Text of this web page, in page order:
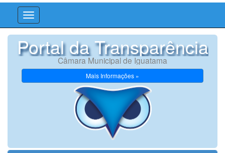
Portal da Transparência
Câmara Municipal de Iguatama
Mais Informações »